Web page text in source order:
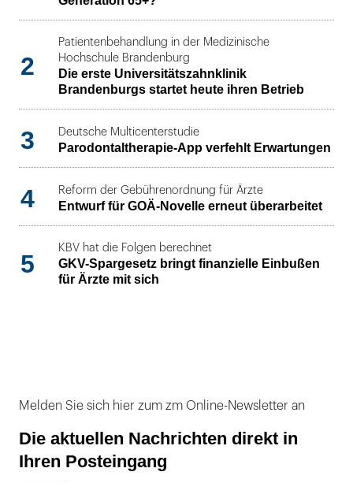
2
Patientenbehandlung in der Medizinische
Hochschule Brandenburg
Die erste Universitätszahnklinik
Brandenburgs startet heute ihren Betrieb
3 Deutsche Multicenterstudie
Parodontaltherapie-App verfehlt Erwartungen
4 Reform der Gebührenordnung für Ärzte
Entwurf für GOÄ-Novelle erneut überarbeitet
5
KBV hat die Folgen berechnet
GKV-Spargesetz bringt finanzielle Einbußen
für Ärzte mit sich
Melden Sie sich hier zum zm Online-Newsletter an
Die aktuellen Nachrichten direkt in
Ihren Posteingang